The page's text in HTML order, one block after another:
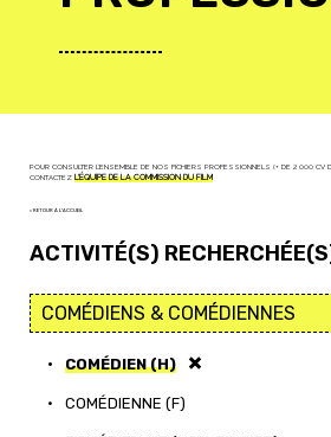
POUR CONSULTER L'ENSEMBLE DE NOS FICHIERS PROFESSIONNELS (+ DE 2 000 CV DE
CONTACTEZ L'ÉQUIPE DE LA COMMISSION DU FILM
< RETOUR À L'ACCUEIL
ACTIVITÉ(S)
• COMÉDIEN (H)
• COMÉDIENNE (F)